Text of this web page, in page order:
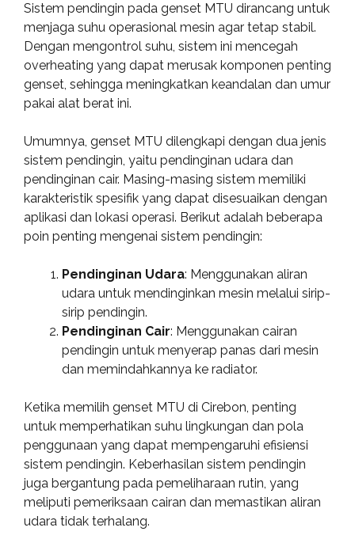
Sistem pendingin pada genset MTU dirancang untuk
menjaga suhu operasional mesin agar tetap stabil.
Dengan mengontrol suhu, sistem ini mencegah
overheating yang dapat merusak komponen penting
genset, sehingga meningkatkan keandalan dan umur
pakai alat berat ini.
Umumnya, genset MTU dilengkapi dengan dua jenis
sistem pendingin, yaitu pendinginan udara dan
pendinginan cair. Masing-masing sistem memiliki
karakteristik spesifik yang dapat disesuaikan dengan
aplikasi dan lokasi operasi. Berikut adalah beberapa
poin penting mengenai sistem pendingin:
Pendinginan Udara: Menggunakan aliran
udara untuk mendinginkan mesin melalui sirip-
sirip pendingin.
Pendinginan Cair: Menggunakan cairan
pendingin untuk menyerap panas dari mesin
dan memindahkannya ke radiator.
Ketika memilih genset MTU di Cirebon, penting
untuk memperhatikan suhu lingkungan dan pola
penggunaan yang dapat mempengaruhi efisiensi
sistem pendingin. Keberhasilan sistem pendingin
juga bergantung pada pemeliharaan rutin, yang
meliputi pemeriksaan cairan dan memastikan aliran
udara tidak terhalang.